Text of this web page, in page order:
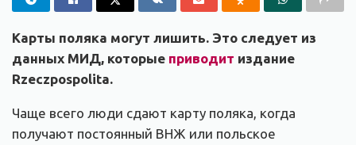
Карты поляка могут лишить. Это следует из
данных МИД, которые приводит издание
Rzeczpospolita.
Чаще всего люди сдают карту поляка, когда
получают постоянный ВНЖ или польское